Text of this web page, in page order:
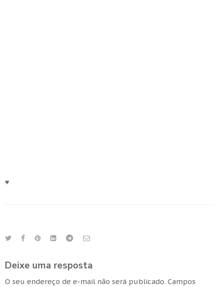
♥
Deixe uma resposta
O seu endereço de e-mail não será publicado. Campos